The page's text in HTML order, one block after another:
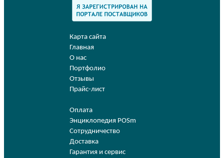
Карта сайта
Главная
О нас
Портфолио
Отзывы
Прайс-лист
Оплата
Энциклопедия POSm
Сотрудничество
Доставка
Гарантия и сервис